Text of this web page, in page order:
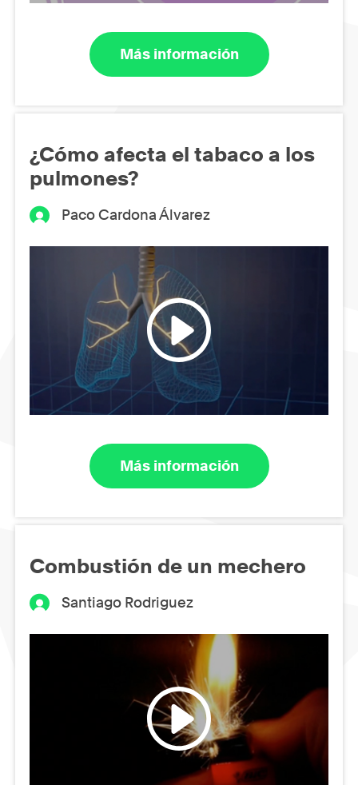
Más información
¿Cómo afecta el tabaco a los
pulmones?
Paco Cardona Álvarez
Más información
Combustión de un mechero
Santiago Rodriguez